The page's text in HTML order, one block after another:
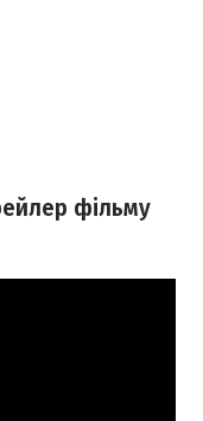
фільму